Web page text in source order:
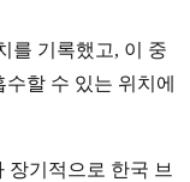
를 기록했고, 이 중
할 수 있는 위치에
장기적으로 한국 브